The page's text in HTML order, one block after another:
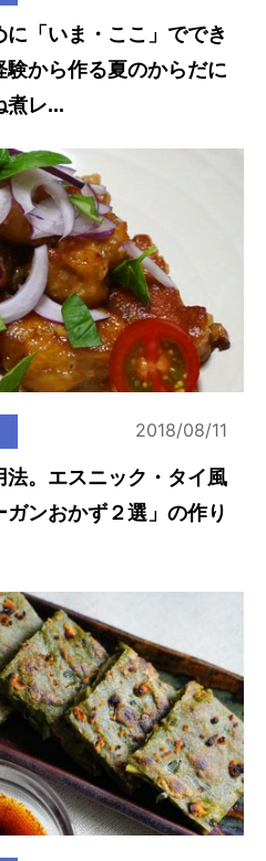
「いま・ここ」ででき
験から作る夏のからだに
煮レ...
2018/08/11
。エスニック・タイ風
ガンおかず２選」の作り